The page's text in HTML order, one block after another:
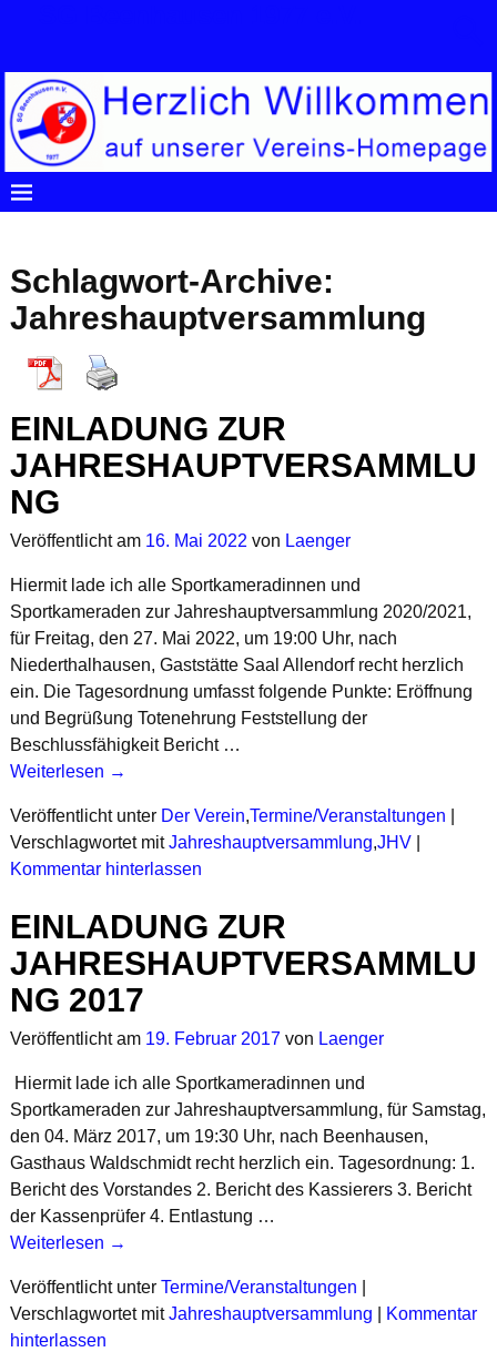
Schlagwort-Archive:
Jahreshauptversammlung
EINLADUNG ZUR
JAHRESHAUPTVERSAMMLU
NG
Veröffentlicht am 16. Mai 2022 von Laenger
Hiermit lade ich alle Sportkameradinnen und
Sportkameraden zur Jahreshauptversammlung 2020/2021,
für Freitag, den 27. Mai 2022, um 19:00 Uhr, nach
Niederthalhausen, Gaststätte Saal Allendorf recht herzlich
ein. Die Tagesordnung umfasst folgende Punkte: Eröffnung
und Begrüßung Totenehrung Feststellung der
Beschlussfähigkeit Bericht …
Weiterlesen →
Veröffentlicht unter Der Verein,Termine/Veranstaltungen
Verschlagwortet mit Jahreshauptversammlung,JHV|
Kommentar hinterlassen
EINLADUNG ZUR
JAHRESHAUPTVERSAMMLU
NG 2017
Veröffentlicht am 19. Februar 2017 von Laenger
Hiermit lade ich alle Sportkameradinnen und
Sportkameraden zur Jahreshauptversammlung, für Samstag,
den 04. März 2017, um 19:30 Uhr, nach Beenhausen,
Gasthaus Waldschmidt recht herzlich ein. Tagesordnung: 1.
Bericht des Vorstandes 2. Bericht des Kassierers 3. Bericht
der Kassenprüfer 4. Entlastung …
Weiterlesen →
Veröffentlicht unter Termine/Veranstaltungen
Verschlagwortet mit Jahreshauptversammlung
Kommentar
hinterlassen